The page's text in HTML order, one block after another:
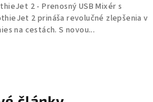
2 - Prenosný USB Mixér s
2 prináša revolučné zlepšenia v
na cestách. S novou...